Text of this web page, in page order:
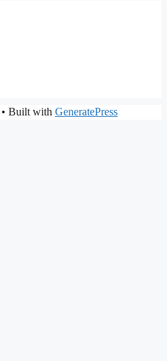
• Built with GeneratePress